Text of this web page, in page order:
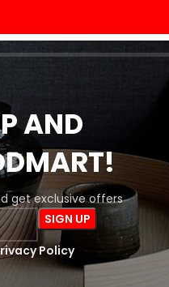
AND
get exclusive offers
Policy
lucruri
Magazinul